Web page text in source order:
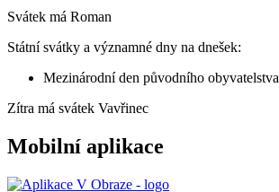
Svátek má Roman
Státní svátky a významné dny na dnešek:
Mezinárodní den původního obyvatelstva
Zítra má svátek Vavřinec
Mobilní aplikace